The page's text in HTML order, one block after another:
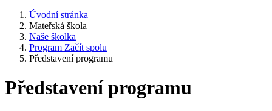
Úvodní stránka
Mateřská škola
Naše školka
Program Začít spolu
Představení programu
Představení programu